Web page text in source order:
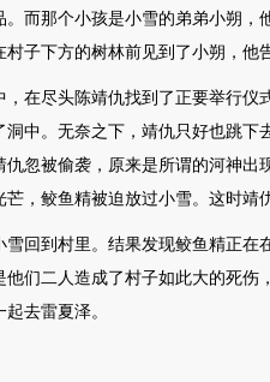
。而那个小孩是小雪的弟弟小朔，
子下方的树林前见到了小朔，他
，在尽头陈靖仇找到了正要举行仪
洞中。无奈之下，靖仇只好也跳下
仇忽被偷袭，原来是所谓的河神出
，鲛鱼精被迫放过小雪。这时靖
雪回到村里。结果发现鲛鱼精正在
们二人造成了村子如此大的死伤
去雷夏泽。